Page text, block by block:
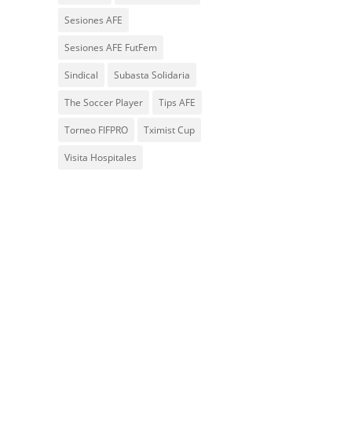
Sesiones AFE
Sesiones AFE FutFem
Sindical Subasta Solidaria
The Soccer Player Tips AFE
Torneo FIFPRO Tximist Cup
Visita Hospitales